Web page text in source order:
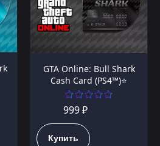
GTA Online: Bull Shark
Cash Card (PS4™)⭐️
999 ₽
Купить